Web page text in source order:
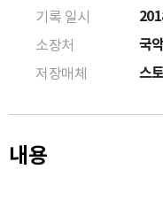
기록 일시
소장처 국
저장매체 스
내용